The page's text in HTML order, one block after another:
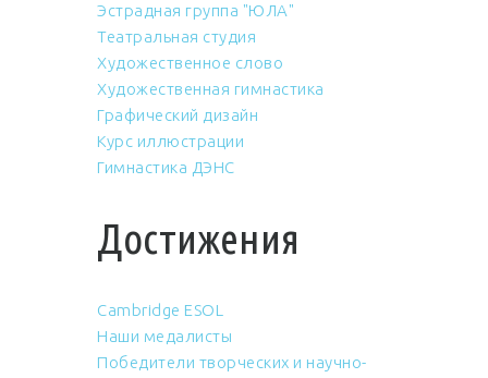
Эстрадная группа "ЮЛА"
Театральная студия
Художественное слово
Художественная гимнастика
Графический дизайн
Курс иллюстрации
Гимнастика ДЭНС
Достижения
Cambridge ESOL
Наши медалисты
Победители творческих и научно-